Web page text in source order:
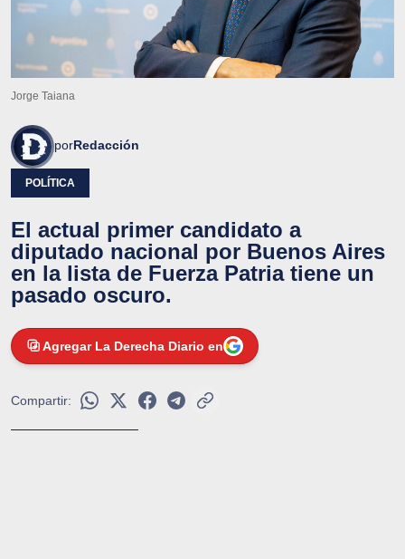
Jorge Taiana
porRedacción
POLÍTICA
El actual primer candidato a
diputado nacional por Buenos Aires
en la lista de Fuerza Patria tiene un
pasado oscuro.
Agregar La Derecha Diario en
Compartir: